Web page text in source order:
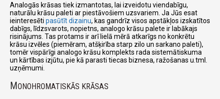
Analogās krāsas tiek izmantotas, lai izveidotu viendabīgu,
naturālu krāsu paleti ar piestāvošiem uzsvariem. Ja Jūs esat
ieinteresēti pasūtīt dizainu, kas gandrīz visos apstākļos izskatītos
dabīgs, līdzsvarots, nopietns, analogo krāsu palete ir labākajs
risinājums. Tas protams ir arī lielā mērā atkarīgs no konkrētu
krāsu izvēles (piemēram, atšķirība starp zilo un sarkano paleti),
tomēr vispārīgi analogo krāsu komplekts rada sistemātiskuma
un kārtības izjūtu, pie kā parasti tiecas biznesa, ražošanas u.tml.
uzņēmumi.
MONOHROMATISKĀS KRĀSAS